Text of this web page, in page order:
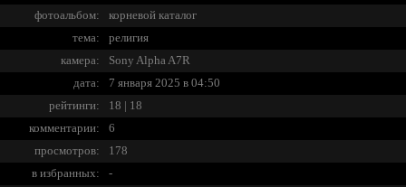
фотоальбом:
корневой каталог
тема:
религия
камера:
Sony Alpha A7R
дата:
7 января 2025 в 04:50
рейтинги:
18 | 18
комментарии:
6
просмотров:
178
в избранных:
-